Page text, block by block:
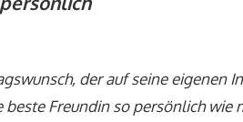
der auf seine eigenen
beste Freundin so persönlich